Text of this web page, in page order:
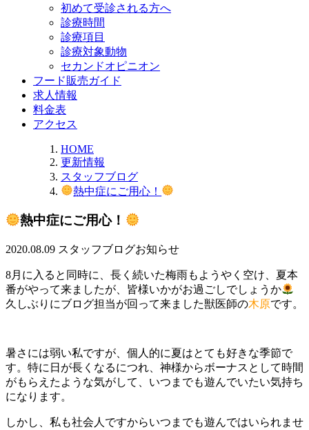
初めて受診される方へ
診療時間
診療項目
診療対象動物
セカンドオピニオン
フード販売ガイド
求人情報
料金表
アクセス
HOME
更新情報
スタッフブログ
熱中症にご用心！
熱中症にご用心！
2020.08.09 スタッフブログお知らせ
8月に入ると同時に、長く続いた梅雨もようやく空け、夏本
番がやって来ましたが、皆様いかがお過ごしでしょうか
久しぶりにブログ担当が回って来ました獣医師の木原です。
暑さには弱い私ですが、個人的に夏はとても好きな季節で
す。特に日が長くなるにつれ、神様からボーナスとして時間
がもらえたような気がして、いつまでも遊んでいたい気持ち
になります。
しかし、私も社会人ですからいつまでも遊んではいられませ